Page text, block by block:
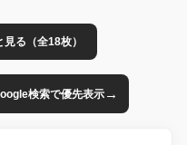
る（全18枚）
検索で優先表示→